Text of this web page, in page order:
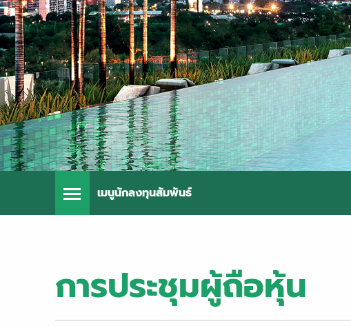
เมนูนักลงทุนสัมพันธ์
การประชุมผู้ถือหุ้น